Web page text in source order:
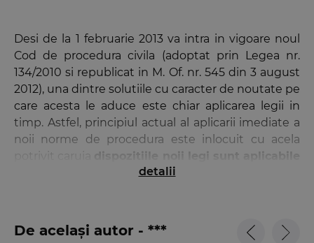
Desi de la 1 februarie 2013 va intra in vigoare noul
Cod de procedura civila (adoptat prin Legea nr.
134/2010 si republicat in M. Of. nr. 545 din 3 august
2012), una dintre solutiile cu caracter de noutate pe
care acesta le aduce este chiar aplicarea legii in
timp. Astfel, principiul actual al aplicarii imediate a
noii norme de procedura este inlocuit cu acela
dispozitiile noii legi sunt aplicabile
numai proceselor si executarilor silite incepute
executarile silite incepute sub legea veche
raman supuse acelei legi
detalii
De același autor - ***